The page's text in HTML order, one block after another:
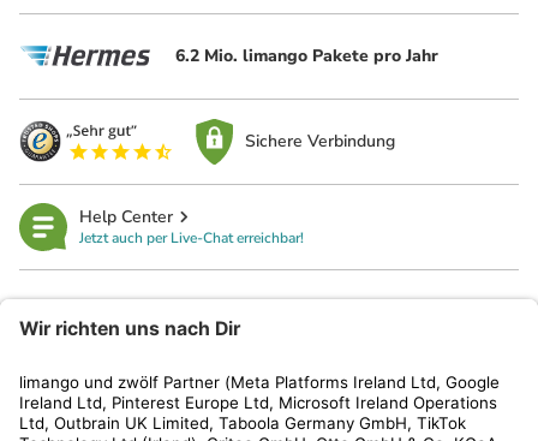
6.2 Mio. limango Pakete pro Jahr
Sichere Verbindung
Help Center
Jetzt auch per Live-Chat erreichbar!
Kundenservice